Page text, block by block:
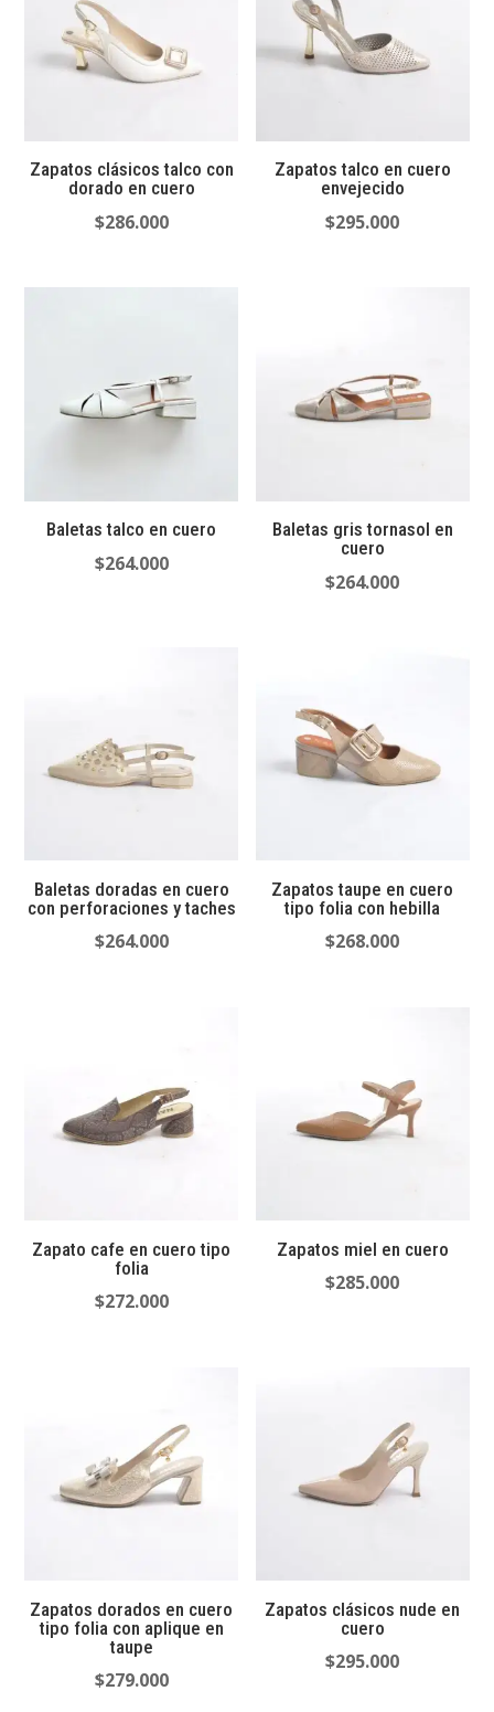
Zapatos clásicos talco con
dorado en cuero
$286.000
Zapatos talco en cuero
envejecido
$295.000
Baletas talco en cuero
$264.000
Baletas gris tornasol en
cuero
$264.000
Baletas doradas en cuero
con perforaciones y taches
$264.000
Zapatos taupe en cuero
tipo folia con hebilla
$268.000
Zapato cafe en cuero tipo
folia
$272.000
Zapatos miel en cuero
$285.000
Zapatos dorados en cuero
tipo folia con aplique en
taupe
$279.000
Zapatos clásicos nude en
cuero
$295.000